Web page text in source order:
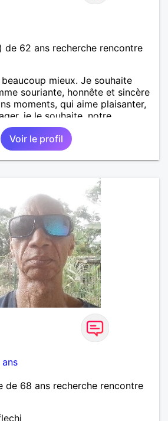
de 62 ans recherche rencontre
mieux. Je souhaite
souriante, honnête et sincère
moments, qui aime plaisanter,
je le souhaite, notre
les chantiers de
défouler, se relaxer, se détendre
du bon temps. C'est difficile
lignes. En revanche, vous
Voir le profil
de 68 ans recherche rencontre